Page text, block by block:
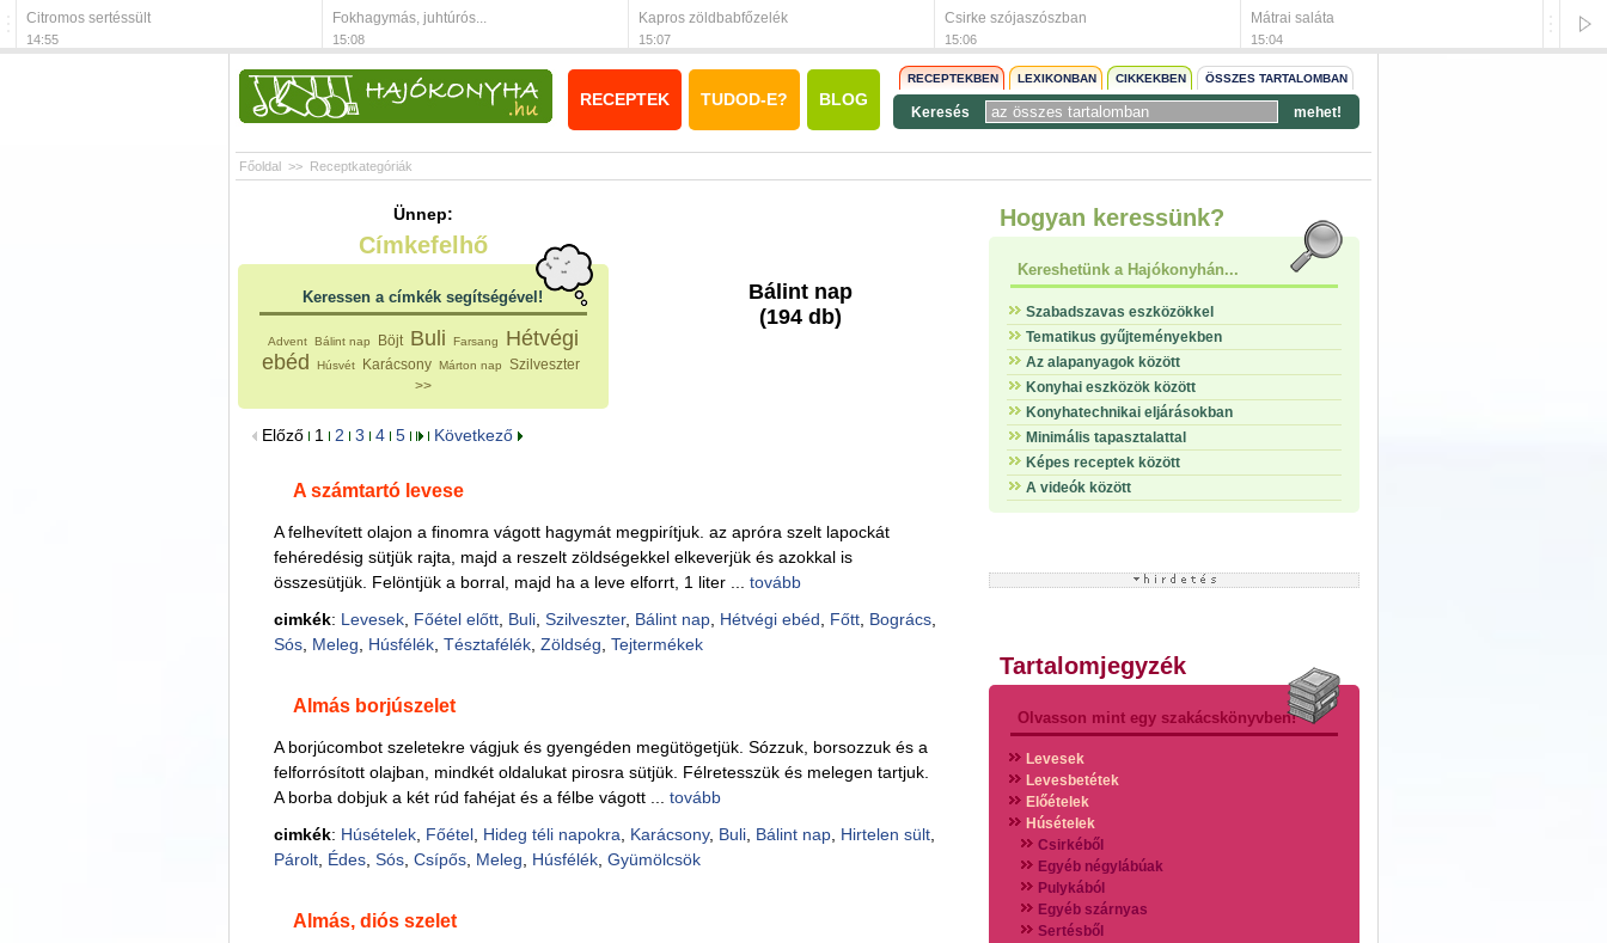
Citromos sertéssült
14:55
Fokhagymás, juhtúrós...
15:08
Kapros zöldbabfőzelék
15:07
Csirke szójaszószban
15:06
Mátrai saláta
15:04
Májas
RECEPTEK TUDOD-E? BLOG
RECEPTEKBEN LEXIKONBAN CIKKEKBEN ÖSSZES TARTALOMBAN
Keresés mehet!
Főoldal >> Receptkategóriák
Ünnep:
Címkefelhő
Keressen a címkék segítségével!
Advent Bálint nap Böjt Buli Farsang
Hétvégi
ebéd
Húsvét Karácsony Márton nap
Szilveszter
>>
Bálint nap
(194 db)
Előző 1 2 3 4 5 Következő
A számtartó levese
A felhevített olajon a finomra vágott hagymát megpirítjuk. az apróra szelt lapockát
fehéredésig sütjük rajta, majd a reszelt zöldségekkel elkeverjük és azokkal is
összesütjük. Felöntjük a borral, majd ha a leve elforrt, 1 liter ... tovább
cimkék: Levesek, Főétel előtt, Buli, Szilveszter, Bálint nap, Hétvégi ebéd Főtt, Bogrács,
Sós, Meleg Húsfélék, Tésztafélék, Zöldség Tejtermékek
Almás borjúszelet
A borjúcombot szeletekre vágjuk és gyengéden megütögetjük. Sózzuk, borsozzuk és a
felforrósított olajban, mindkét oldalukat pirosra sütjük. Félretesszük és melegen tartjuk.
A borba dobjuk a két rúd fahéjat és a félbe vágott ... tovább
cimkék: Húsételek, Főétel, Hideg téli napokra Karácsony, Buli, Bálint nap, Hirtelen sült,
Párolt, Édes, Sós, Csípős, Meleg Húsfélék, Gyümölcsök
Almás, diós szelet
Hogyan keressünk?
Kereshetünk a Hajókonyhán...
Szabadszavas eszközökkel
Tematikus gyűjteményekben
Az alapanyagok között
Konyhai eszközök között
Konyhatechnikai eljárásokban
Minimális tapasztalattal
Képes receptek között
A videók között
Tartalomjegyzék
Olvasson mint egy szakácskönyvben!
Levesek
Levesbetétek
Előételek
Húsételek
Csirkéből
Egyéb négylábúak
Pulykából
Egyéb szárnyas
Sertésből